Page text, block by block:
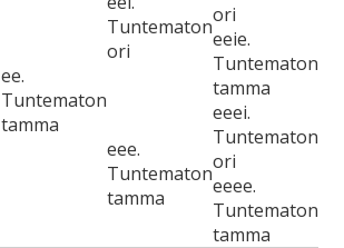
ee.
Tuntematon
tamma
Tuntematon
ori
ori
eeie.
Tuntematon
tamma
eee.
Tuntematon
tamma
eeei.
Tuntematon
ori
eeee.
Tuntematon
tamma